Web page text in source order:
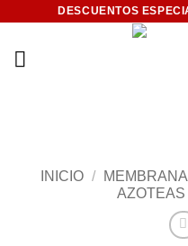
contenido
DESCUENTOS
INICIO /
AZOTEAS